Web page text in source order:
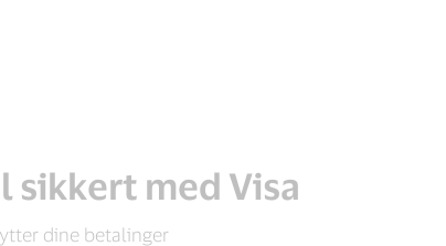
sikkert med Visa
dine betalinger